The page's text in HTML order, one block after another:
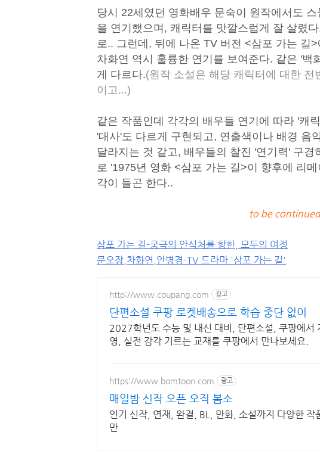
당시 22세였던 영화배우 문숙이 원작에서도
을 연기했으며, 캐릭터를 맛깔스럽게 잘 살렸
로.. 그런데, 뒤에 나온 TV 버전 <삼포 가는 길
차화연 역시 훌륭한 연기를 보여준다. 같은 '백
게 다르다.(원작 소설은 해당 캐릭터에 대한 전
이고...)
같은 작품인데 각각의 배우들 연기에 따라 '캐
'대사'도 다르게 구현되고, 연출색이나 배경 음
달라지는 것 같고, 배우들의 찰진 '연기력' 구
로 '1975년 영화 <삼포 가는 길>이 향후에 리
각이 들곤 한다..
to be
삼포 가는 길-궁극의 안식처를 향한, 모두의 여정
문오장,차화연,안병경-TV 드라마 '삼포 가는 길'
http://www.coupang.com 광고
단편소설 쿠팡 로켓배송으로 학습 중단 없이
2027학년도 수능 및 내신 대비, 단편소설, 쿠팡에서
영, 실전 감각 기르는 교재를 쿠팡에서 만나보세요.
https://www.bomtoon.com 광고
매일밤 신작 오픈 오직 봄소
인기 신작, 연재, 완결, BL, 만화, 소설까지 다양한 작
만